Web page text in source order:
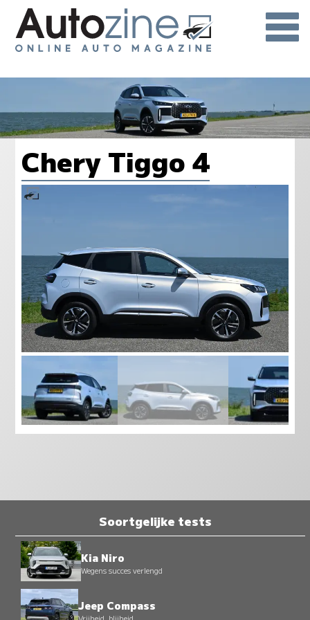
Chery Tiggo 4
Soortgelijke tests
Kia Niro
Wegens succes verlengd
Jeep Compass
Vrijheid, blijheid